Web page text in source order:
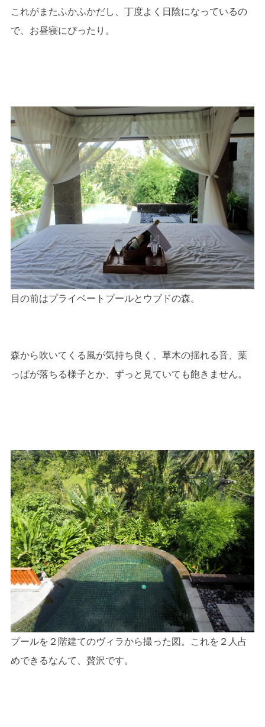
これがまたふかふかだし、丁度よく日陰になっているの
で、お昼寝にぴったり。
目の前はプライベートプールとウブドの森。
森から吹いてくる風が気持ち良く、草木の揺れる音、葉
っぱが落ちる様子とか、ずっと見ていても飽きません。
プールを２階建てのヴィラから撮った図。これを２人占
めできるなんて、贅沢です。